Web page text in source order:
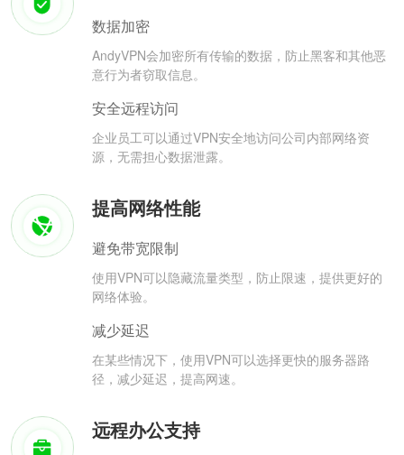
数据加密
AndyVPN会加密所有传输的数据，防止黑客和其他恶
意行为者窃取信息。
安全远程访问
企业员工可以通过VPN安全地访问公司内部网络资
源，无需担心数据泄露。
提高网络性能
避免带宽限制
使用VPN可以隐藏流量类型，防止限速，提供更好的
网络体验。
减少延迟
在某些情况下，使用VPN可以选择更快的服务器路
径，减少延迟，提高网速。
远程办公支持